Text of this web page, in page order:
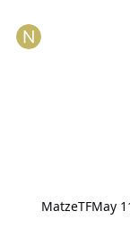
MatzeTFMay